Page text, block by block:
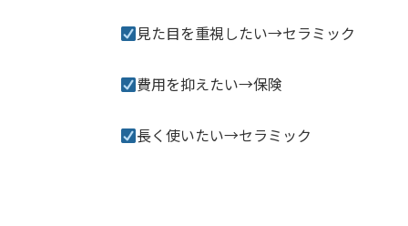
見た目を重視したい→セラミック
費用を抑えたい→保険
長く使いたい→セラミック